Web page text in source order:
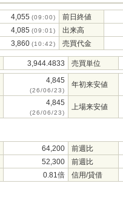
4,055 (09:00) 前日終値
4,085 (09:01) 出来高
3,860 (10:42) 売買代金
3,944.4833 売買単位
4,845
(26/06/23)
年初来安値
4,845
(26/06/23)
上場来安値
64,200 前週比
52,300 前週比
0.81倍 信用/貸借